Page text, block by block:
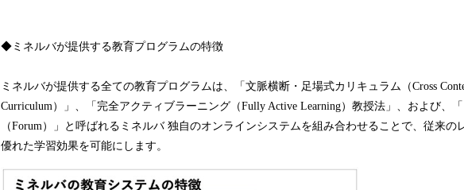
◆ミネルバが提供する教育プログラムの特徴
ミネルバが提供する全ての教育プログラムは、「文脈横断・足場式カリキュラム（Cross
Curriculum）」、「完全アクティブラーニング（Fully Active Learning）教授法」、および、
（Forum）」と呼ばれるミネルバ 独自のオンラインシステムを組み合わせることで、従来の
優れた学習効果を可能にします。